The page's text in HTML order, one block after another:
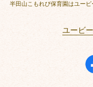
半田山こもれび保育園はユー
ユービ